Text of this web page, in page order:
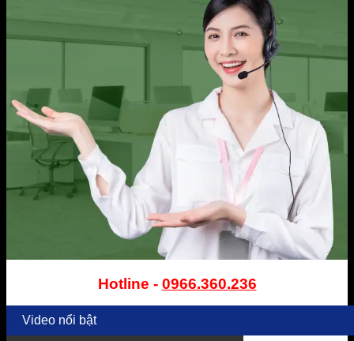
Hotline - 0966.360.236
Video nổi bật